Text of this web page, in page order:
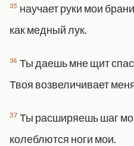
35 научает руки мои
как медный лук.
36 Ты даешь мне щит
Твоя возвеличивает
37 Ты расширяешь шаг
колеблются ноги мои.